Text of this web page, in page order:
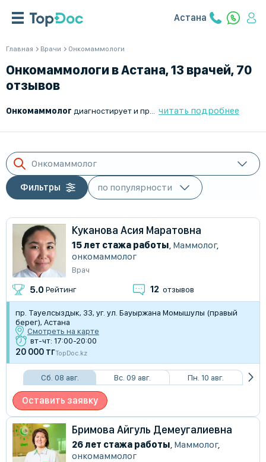
Астана
Главная Врачи Онкомаммологи
Онкомаммологи в Астана, 13 врачей, 70
отзывов
Онкомаммолог диагностирует и проводит лечение опухолевых заболеваний молочной железы. В его компетенцию входят как доброкачественные образования, так и злокачественные опухоли, требующие комплексного подхода. Специалист этого направления медицины разрабатывает индивидуальные схемы терапии, включающие хирургическое вмешательство, химиотерапию, лучевую терапию, гормональное и таргетное лечение, а также инновационные методы иммунотерапии. читать подробнее
Онкомаммолог
Фильтры
Куканова Асия Маратовна
15 лет стажа работы, Маммолог,
онкомаммолог
Врач
5.0 Рейтинг 12 отзывов
пр. Тауелсыздык, 33, уг. ул. Бауыржана Момышулы (правый
берег), Астана
Смотреть на карте
вт-чт: 17:00-20:00
20 000 тгTopDoc.kz
Сб. 08 авг. Вс. 09 авг. Пн. 10 авг.
Оставить заявку
Бримова Айгуль Демеугалиевна
26 лет стажа работы, Маммолог,
онкомаммолог